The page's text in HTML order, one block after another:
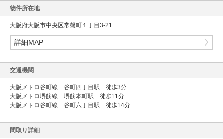
物件所在地
大阪府大阪市中央区常盤町１丁目3-21
詳細MAP
交通機関
大阪メトロ谷町線 谷町四丁目駅 徒歩3分
大阪メトロ堺筋線 堺筋本町駅 徒歩11分
大阪メトロ谷町線 谷町六丁目駅 徒歩14分
間取り詳細